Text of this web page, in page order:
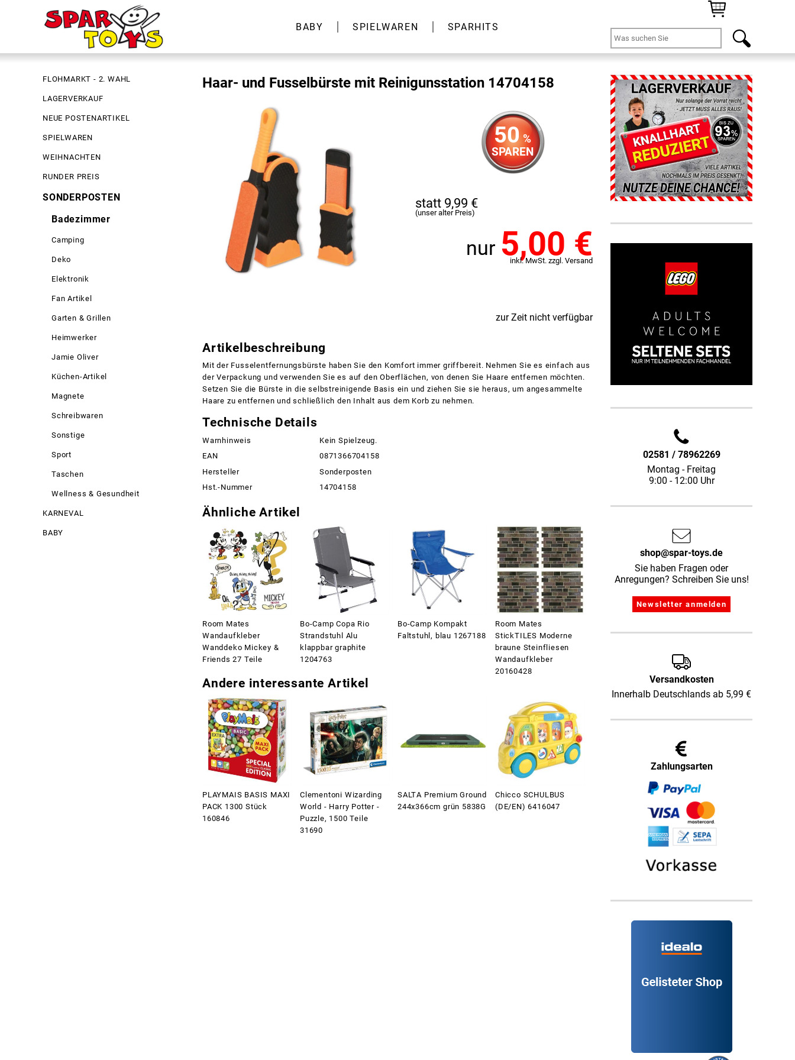
BABY SPIELWAREN SPARHITS
FLOHMARKT - 2. WAHL
LAGERVERKAUF
NEUE POSTENARTIKEL
SPIELWAREN
WEIHNACHTEN
RUNDER PREIS
SONDERPOSTEN
Badezimmer
Camping
Deko
Elektronik
Fan Artikel
Garten & Grillen
Heimwerker
Jamie Oliver
Küchen-Artikel
Magnete
Schreibwaren
Sonstige
Sport
Taschen
Wellness & Gesundheit
KARNEVAL
BABY
Haar- und Fusselbürste mit Reinigunsstation 14704158
50 %
SPAREN
statt 9,99 €
(unser alter Preis)
nur 5,00 €
inkl. MwSt. zzgl. Versand
zur Zeit nicht verfügbar
Artikelbeschreibung
Mit der Fusselentfernungsbürste haben Sie den Komfort immer griffbereit. Nehmen Sie es einfach aus
der Verpackung und verwenden Sie es auf den Oberflächen, von denen Sie Haare entfernen möchten.
Setzen Sie die Bürste in die selbstreinigende Basis ein und ziehen Sie sie heraus, um angesammelte
Haare zu entfernen und schließlich den Inhalt aus dem Korb zu nehmen.
Technische Details
Warnhinweis
Kein Spielzeug.
EAN
0871366704158
Hersteller
Sonderposten
Hst.-Nummer
14704158
Ähnliche Artikel
Room Mates
Wandaufkleber
Wanddeko Mickey &
Friends 27 Teile
Bo-Camp Copa Rio
Strandstuhl Alu
klappbar graphite
1204763
Bo-Camp Kompakt
Faltstuhl, blau 1267188
Room Mates
StickTILES Moderne
braune Steinfliesen
Wandaufkleber
20160428
Andere interessante Artikel
PLAYMAIS BASIS MAXI
PACK 1300 Stück
160846
Clementoni Wizarding
World - Harry Potter -
Puzzle, 1500 Teile
31690
SALTA Premium Ground
244x366cm grün 5838G
Chicco SCHULBUS
(DE/EN) 6416047
02581 / 78962269
Montag - Freitag
9:00 - 12:00 Uhr
shop@spar-toys.de
Sie haben Fragen oder
Anregungen? Schreiben Sie uns!
Versandkosten
Innerhalb Deutschlands ab 5,99 €
Zahlungsarten